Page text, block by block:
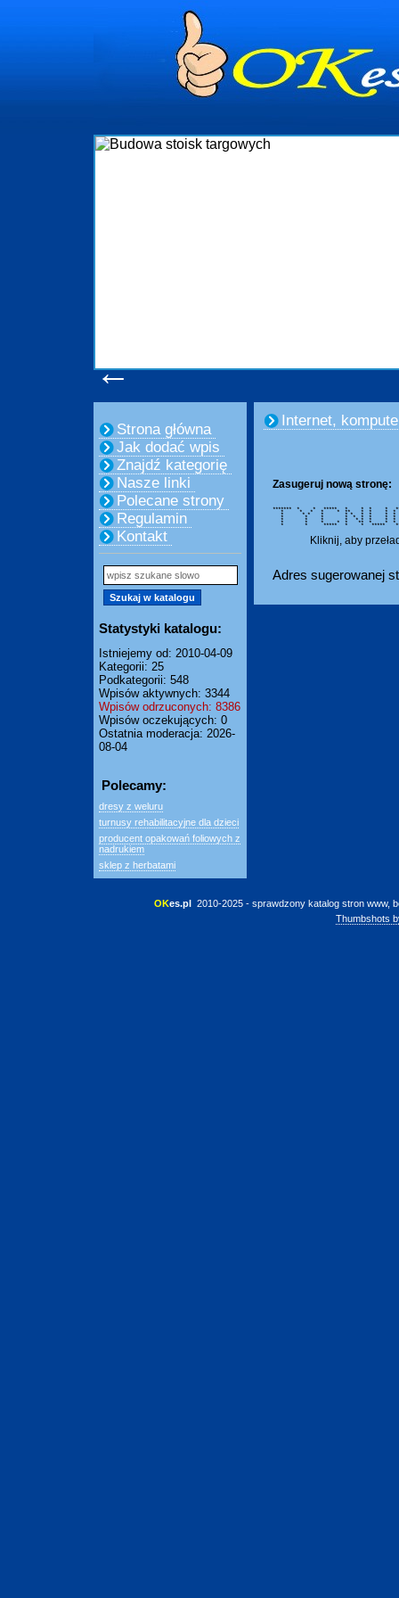
←
Strona główna
Jak dodać wpis
Znajdź kategorię
Nasze linki
Polecane strony
Regulamin
Kontakt
Statystyki katalogu:
Istniejemy od: 2010-04-09
Kategorii: 25
Podkategorii: 548
Wpisów aktywnych: 3344
Wpisów odrzuconych: 8386
Wpisów oczekujących: 0
Ostatnia moderacja: 2026-
08-04
Polecamy:
dresy z weluru
turnusy rehabilitacyjne dla dzieci
producent opakowań foliowych z
nadrukiem
sklep z herbatami
Internet,
Zasugeruj nową stronę:
******* * * ***** * * * *
* * * * * ** * *
* * * * * * * *
* * * * * * *
* * * * * * * *
* * * * * ** *
* * ***** * * *****
Kliknij, aby
Adres sugerowanej
OKes.pl 2010-2025 - sprawdzony katalog stron www,
Thumbshots